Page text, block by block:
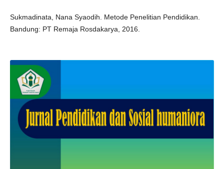
Sukmadinata, Nana Syaodih. Metode Penelitian Pendidikan.
Bandung: PT Remaja Rosdakarya, 2016.